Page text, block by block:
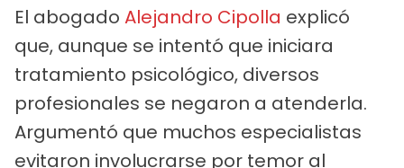
El abogado Alejandro Cipolla explicó
que, aunque se intentó que iniciara
tratamiento psicológico, diversos
profesionales se negaron a atenderla.
Argumentó que muchos especialistas
evitaron involucrarse por temor al